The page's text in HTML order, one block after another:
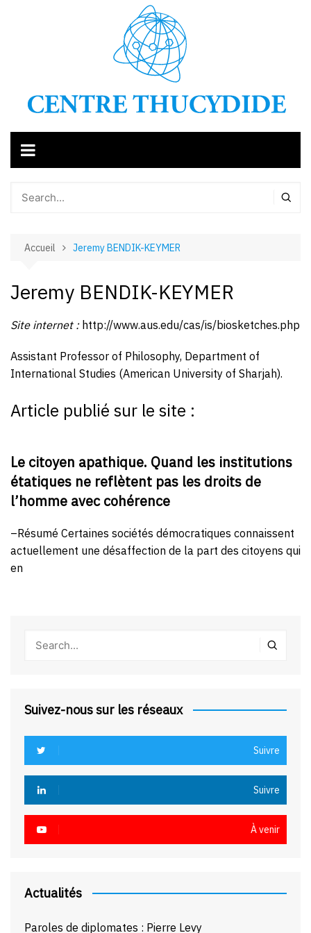
Accueil Jeremy BENDIK-KEYMER
Jeremy BENDIK-KEYMER
Site internet : http://www.aus.edu/cas/is/biosketches.php
Assistant Professor of Philosophy, Department of
International Studies (American University of Sharjah).
Article publié sur le site :
Le citoyen apathique. Quand les institutions
étatiques ne reflètent pas les droits de
l’homme avec cohérence
–Résumé Certaines sociétés démocratiques connaissent
actuellement une désaffection de la part des citoyens qui
en
Suivez-nous sur les réseaux
Suivre
Suivre
À venir
Actualités
Paroles de diplomates : Pierre Levy